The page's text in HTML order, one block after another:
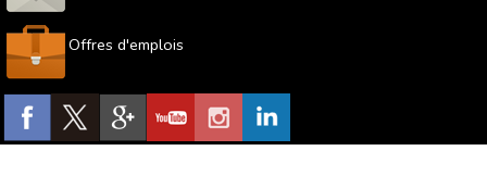
facilement accessible
séjournez et les lieux de vie communs sont sélectionnés
en fonction de l'autonomie et du niveau de handicap des
vacanciers. Les repas sont pris sur place pour votre
confort et préparés par les animateurs. Nos
pension complète offrent des moments conviviaux entre
vacanciers tout au long de la semaine.
Offres d'emplois